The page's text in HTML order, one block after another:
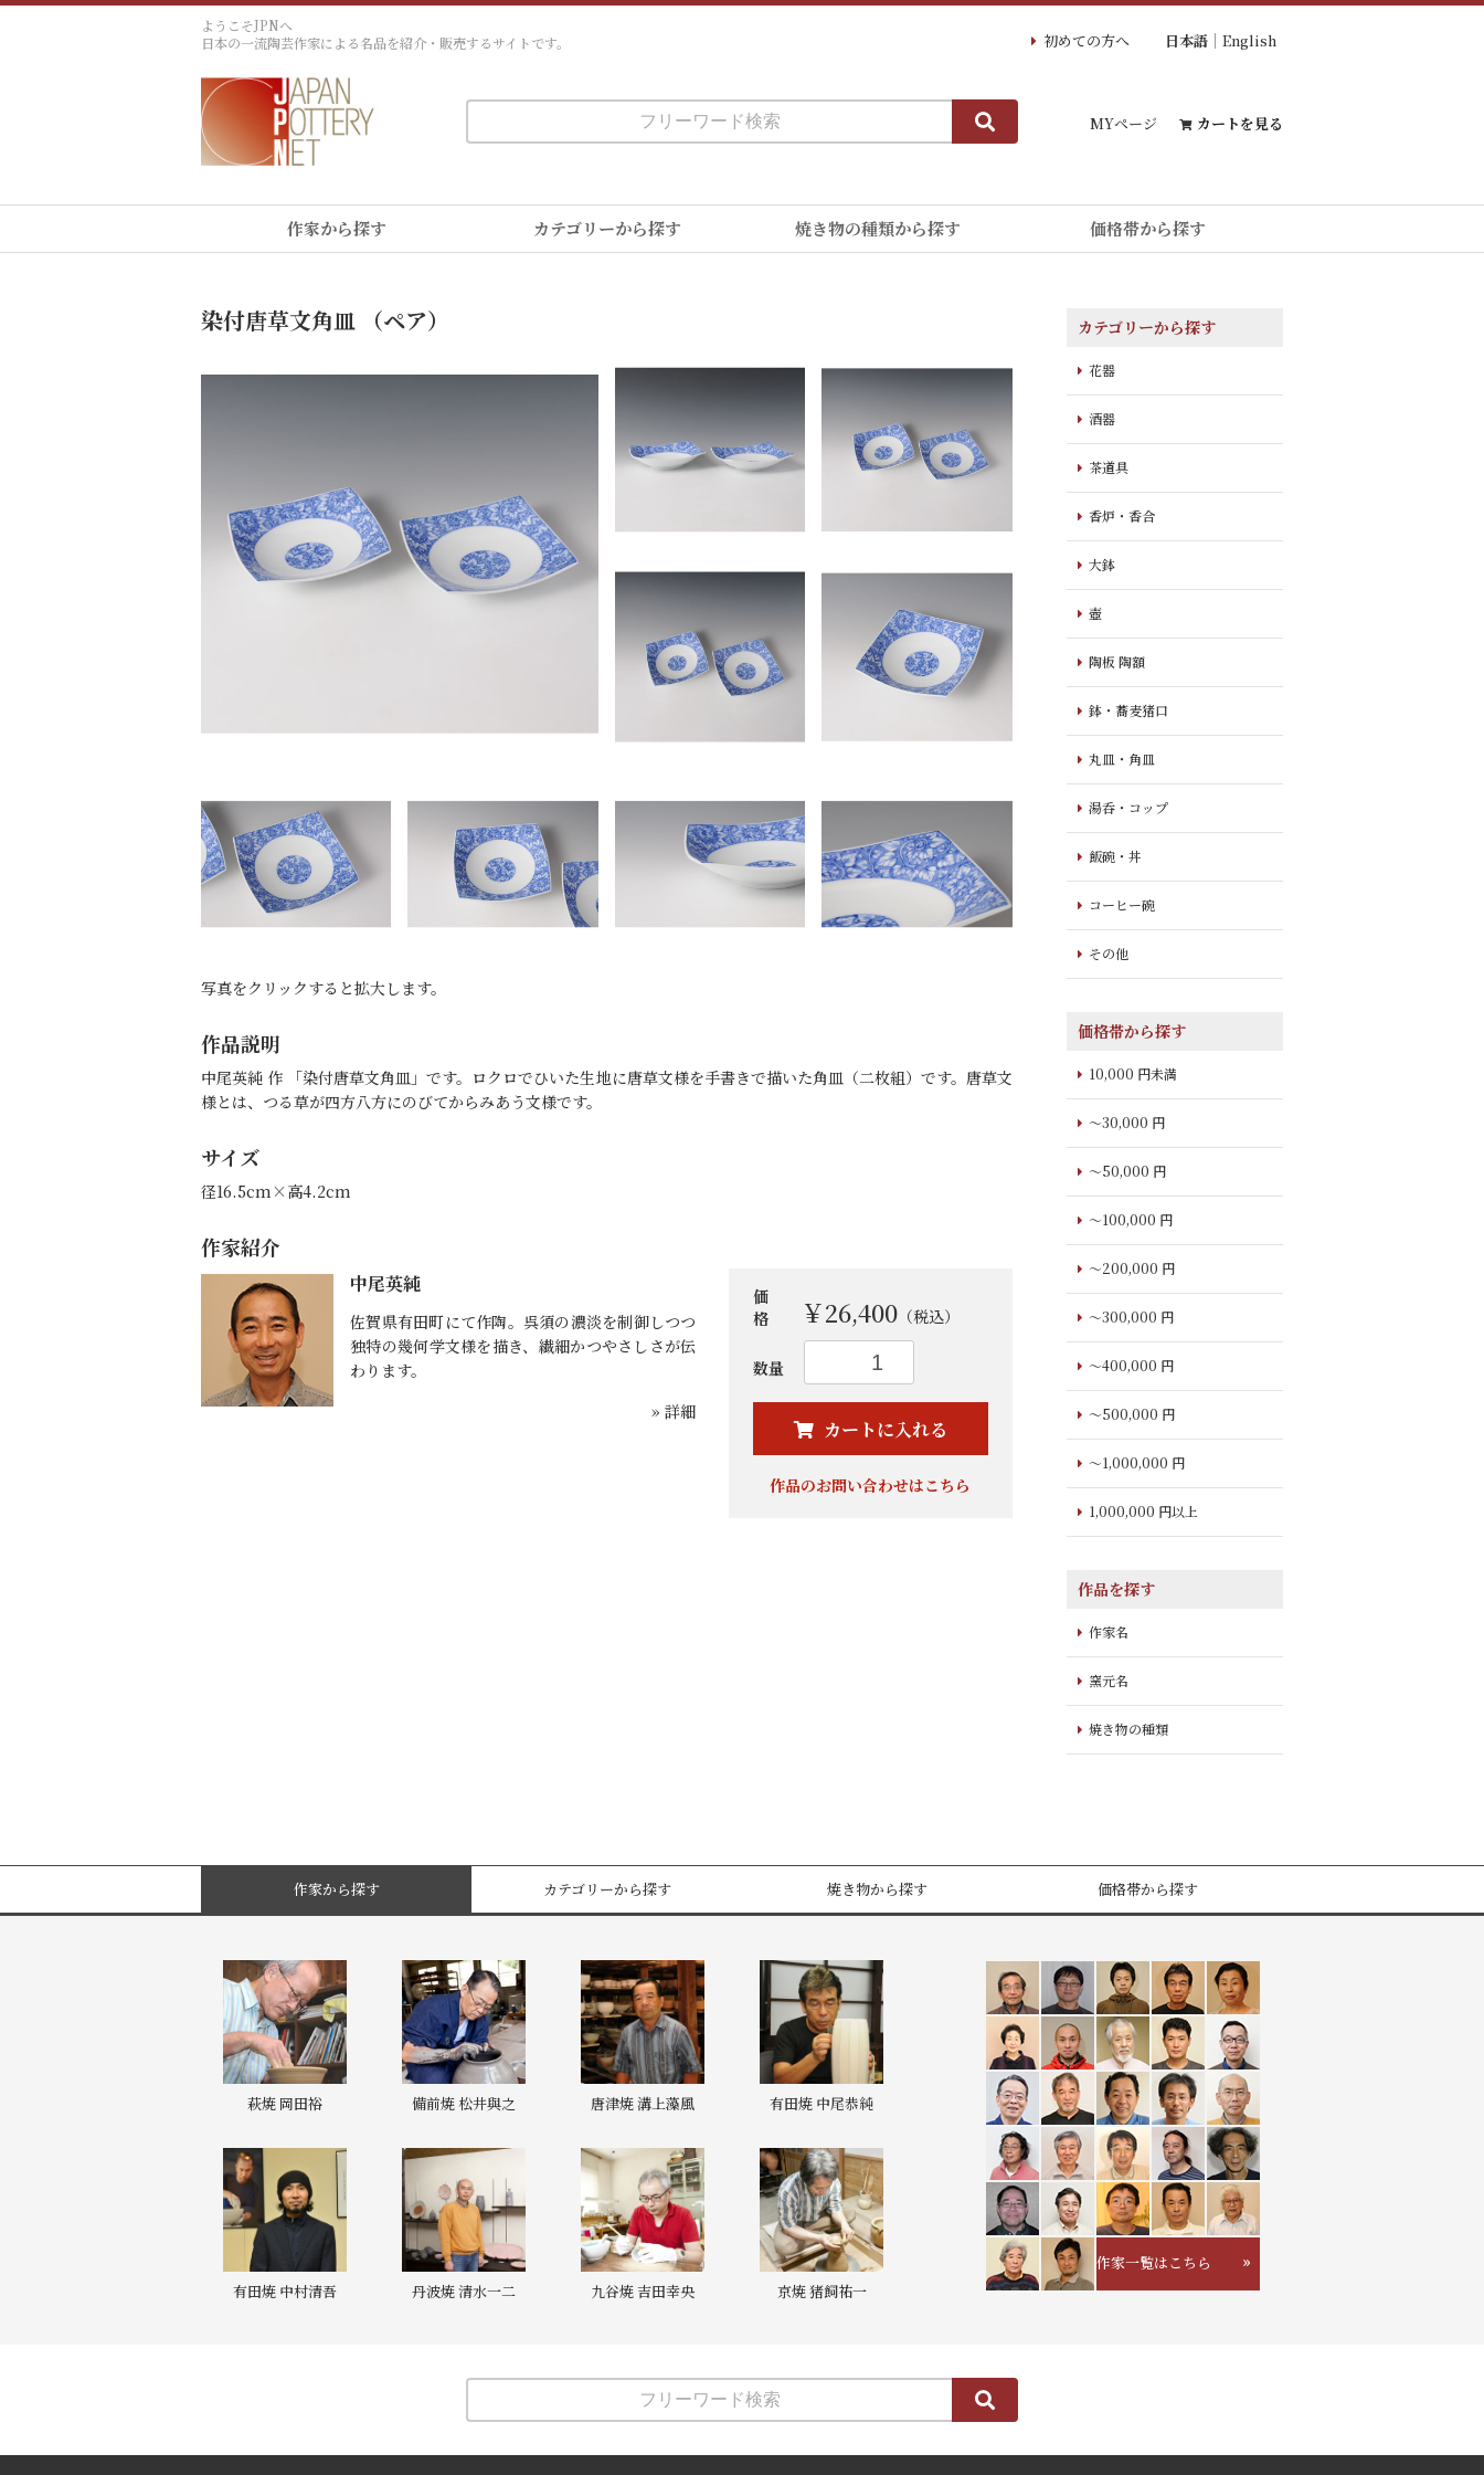
ようこそJPNへ
日本の一流陶芸作家による名品を紹介・販売するサイトです。
初めての方へ 日本語 English
MYページ カートを見る
作家から探す カテゴリーから探す 焼き物の種類から探す 価格帯から探す
染付唐草文角皿 （ペア）
写真をクリックすると拡大します。
作品説明
中尾英純 作 「染付唐草文角皿」です。ロクロでひいた生地に唐草文様を手書きで描いた角皿（二枚組）です。唐草文
様とは、つる草が四方八方にのびてからみあう文様です。
サイズ
径16.5cm×高4.2cm
作家紹介
中尾英純
佐賀県有田町にて作陶。呉須の濃淡を制御しつつ
独特の幾何学文様を描き、繊細かつやさしさが伝
わります。
» 詳細
価
格
￥26,400（税込）
数量
カートに入れる
カートへ進む
作品のお問い合わせはこちら
カテゴリーから探す
花器
酒器
茶道具
香炉・香合
大鉢
壺
陶板 陶額
鉢・蕎麦猪口
丸皿・角皿
湯呑・コップ
飯碗・丼
コーヒー碗
その他
価格帯から探す
10,000 円未満
～30,000 円
～50,000 円
～100,000 円
～200,000 円
～300,000 円
～400,000 円
～500,000 円
～1,000,000 円
1,000,000 円以上
作品を探す
作家名
窯元名
焼き物の種類
作家から探す カテゴリーから探す 焼き物から探す 価格帯から探す
萩焼 岡田裕 備前焼 松井與之 唐津焼 溝上藻風 有田焼 中尾恭純
有田焼 中村清吾 丹波焼 清水一二 九谷焼 吉田幸央 京焼 猪飼祐一
作家一覧はこちら